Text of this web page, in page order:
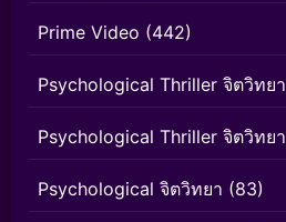
Prime Video (442)
Psychological Thriller จิตวิทยา
Psychological Thriller จิตวิทยา
Psychological จิตวิทยา (83)